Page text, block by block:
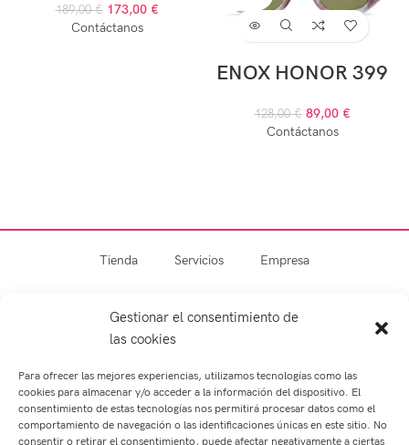
Gestionar el consentimiento de
las cookies
Para ofrecer las mejores experiencias, utilizamos tecnologías como las
cookies para almacenar y/o acceder a la información del dispositivo. El
consentimiento de estas tecnologías nos permitirá procesar datos como el
comportamiento de navegación o las identificaciones únicas en este sitio. No
consentir o retirar el consentimiento, puede afectar negativamente a ciertas
189,00€ 173,00 €
Contáctanos
ENOX HONOR 399
128,00€ 89,00 €
Contáctanos
Tienda Servicios Empresa